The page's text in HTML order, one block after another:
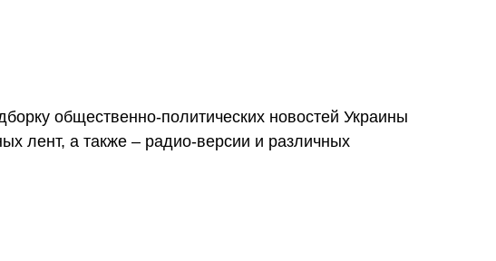
общественно-политических новостей Украины
лент, а также – радио-версии и различных